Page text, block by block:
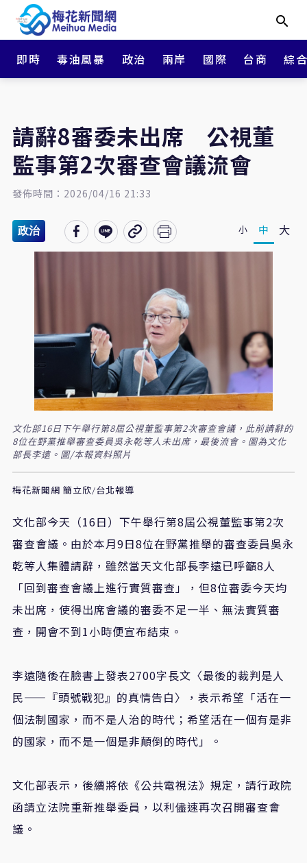
即時 毒油風暴 政治 兩岸 國際 台商 綜
請辭8審委未出席 公視董
監事第2次審查會議流會
發佈時間：2026/04/16 21:33
政治 小 中 大
文化部16日下午舉行第8屆公視董監事第2次審查會議，此前請辭的
8位在野黨推舉審查委員吳永乾等人未出席，最後流會。圖為文化
部長李遠。圖/本報資料照片
梅花新聞網 簡立欣/台北報導
文化部今天（16日） 下午舉行第8屆公視董監事第2次
審查會議。由於本月9日8位在野黨推舉的審查委員吳永
乾等人集體請辭，雖然當天文化部長李遠已呼籲8人
「回到審查會議上進行實質審查」，但8位審委今天均
未出席，使得出席會議的審委不足一半、無法實質審
查，開會不到1小時便宣布結束。
李遠隨後在臉書上發表2700字長文〈最後的裁判是人
民——『頭號戰犯』的真情告白〉，表示希望「活在一
個法制國家，而不是人治的時代；希望活在一個有是非
的國家，而不是一個是非顛倒的時代」。
文化部表示，後續將依《公共電視法》規定，請行政院
函請立法院重新推舉委員，以利儘速再次召開審查會
議。